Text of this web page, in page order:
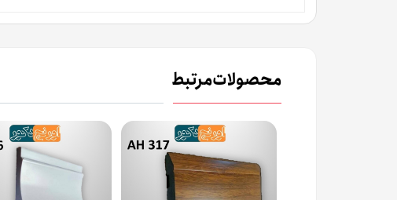
محصولات مرتبط